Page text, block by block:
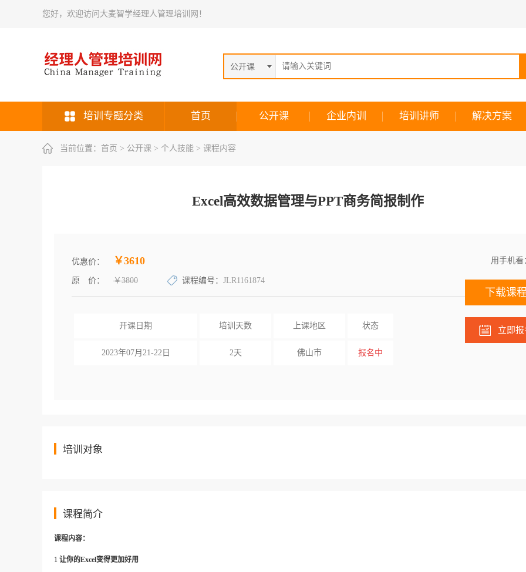
您好，欢迎访问大麦智学经理人管理培训网！
公开课
培训专题分类 首页 公开课 企业内训 培训讲师 解决方案
当前位置： 首页 > 公开课 > 个人技能 > 课程内容
Excel高效数据管理与PPT商务简报制作
优惠价： ￥3610
原 价： ￥3800 课程编号： JLR1161874
用手机看
开课日期 培训天数 上课地区 状态
2023年07月21-22日 2天 佛山市 报名中
下载课程
立即报
培训对象
课程简介
课程内容：
1 让你的Excel变得更加好用